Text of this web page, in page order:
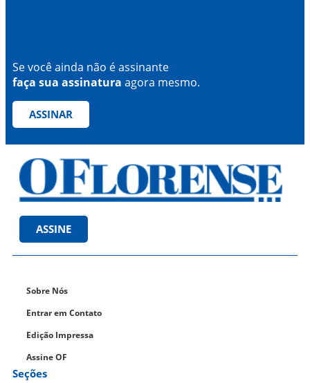
Se você ainda não é assinante
faça sua assinatura agora mesmo.
ASSINAR
ASSINE
Sobre Nós
Entrar em Contato
Edição Impressa
Assine OF
Seções